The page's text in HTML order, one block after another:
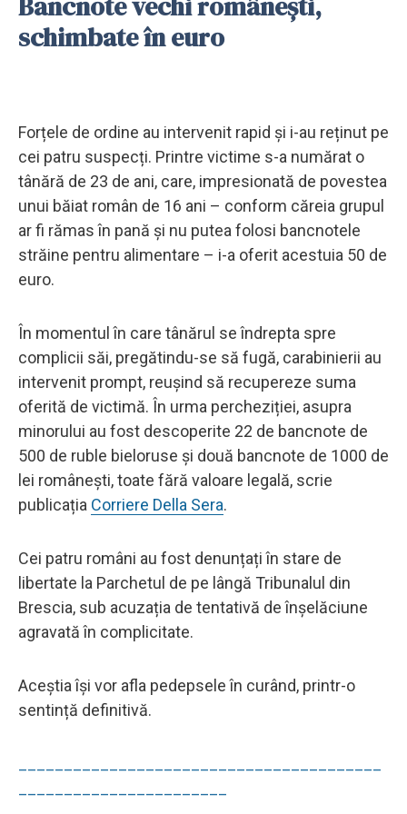
schimbate în euro
Forțele de ordine au intervenit rapid și i-au reținut pe
cei patru suspecți. Printre victime s-a numărat o
tânără de 23 de ani, care, impresionată de povestea
unui băiat român de 16 ani – conform căreia grupul
ar fi rămas în pană și nu putea folosi bancnotele
străine pentru alimentare – i-a oferit acestuia 50 de
euro.
În momentul în care tânărul se îndrepta spre
complicii săi, pregătindu-se să fugă, carabinierii au
intervenit prompt, reușind să recupereze suma
oferită de victimă. În urma percheziției, asupra
minorului au fost descoperite 22 de bancnote de
500 de ruble bieloruse și două bancnote de 1000 de
lei românești, toate fără valoare legală, scrie
publicația Corriere Della Sera.
Cei patru români au fost denunțați în stare de
libertate la Parchetul de pe lângă Tribunalul din
Brescia, sub acuzația de tentativă de înșelăciune
agravată în complicitate.
Aceștia își vor afla pedepsele în curând, printr-o
sentință definitivă.